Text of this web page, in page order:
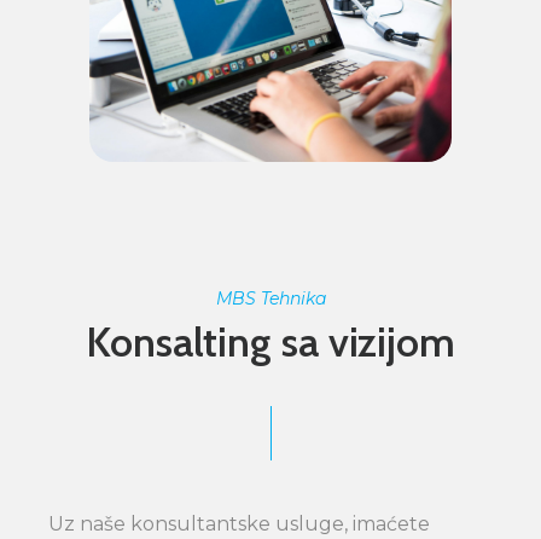
MBS Tehnika
Konsalting sa vizijom
Uz naše konsultantske usluge, imaćete